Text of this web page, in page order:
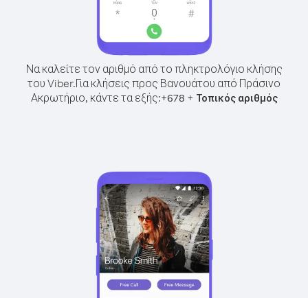
Να καλείτε τον αριθμό από το πληκτρολόγιο κλήσης
του Viber.Για κλήσεις προς Βανουάτου από Πράσινο
Ακρωτήριο, κάντε τα εξής:+678 + Τοπικός αριθμός